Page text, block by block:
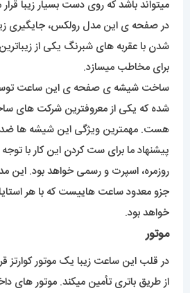
میتواند باشد که روی دست بسیار زیبا قرار
در صفحه ی این مدل رولکس، جایگیری
شدن با عقربه های شبرنگ یکی از
برای مخاطب میسازد.
ساخت شیشه ی صفحه ی این ساعت
شده که یکی از معروفترین شرکت های
هست. مهمترین ویژگی این شیشه ها
پیشنهاد ما برای ست کردن این کار با
روزمره، اسپرت و رسمی خواهد بود.
جزو معدود ساعت هاییست که با هر
خواهد بود.
موتور
در قلب این ساعت زیبا یک موتور کوارتز
از طریق باتری تأمین میکند. موتور